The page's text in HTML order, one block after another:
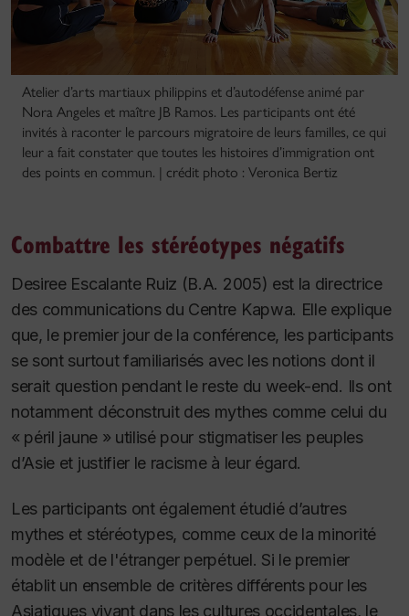
Atelier d’arts martiaux philippins et d’autodéfense animé par
Nora Angeles et maître JB Ramos. Les participants ont été
invités à raconter le parcours migratoire de leurs familles, ce qui
leur a fait constater que toutes les histoires d’immigration ont
des points en commun. | crédit photo : Veronica Bertiz
Combattre les stéréotypes négatifs
Desiree Escalante Ruiz (B.A. 2005) est la directrice
des communications du Centre Kapwa. Elle explique
que, le premier jour de la conférence, les participants
se sont surtout familiarisés avec les notions dont il
serait question pendant le reste du week-end. Ils ont
notamment déconstruit des mythes comme celui du
« péril jaune » utilisé pour stigmatiser les peuples
d’Asie et justifier le racisme à leur égard.
Les participants ont également étudié d’autres
mythes et stéréotypes, comme ceux de la minorité
modèle et de l'étranger perpétuel. Si le premier
établit un ensemble de critères différents pour les
Asiatiques vivant dans les cultures occidentales, le